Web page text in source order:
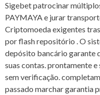
Sigebet patrocinar
PAYMAYA e jurar
Criptomoeda exigentes
por flash repositório . O
depósito bancário garante
suas contas. prontamente
sem verificação.
passado marchar garantia